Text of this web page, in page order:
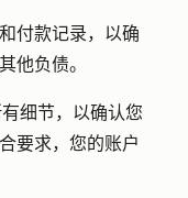
付款记录，以确
他负债。
细节，以确认您
要求，您的账户